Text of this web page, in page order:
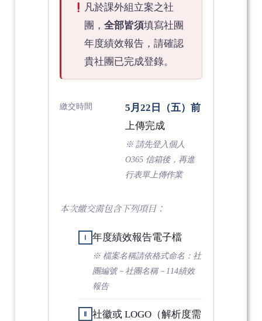
凡於課外組立案之社
團，全部皆須填寫社團
年度績效報告，請確認
貴社團已完成登錄。
繳交時間
5月22日（五）前
上傳完成
※ 請先登入個人
O365 信箱後，再進
行表單上傳作業
本次繳交需包含下列項目：
Ⅰ 年度績效報告電子檔
※ 檔案名稱請依格式命名：社
團編號－社團名稱－114績效
報告
Ⅱ
社徽或 LOGO（解析度需